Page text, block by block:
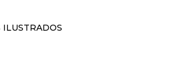
ILUSTRADOS